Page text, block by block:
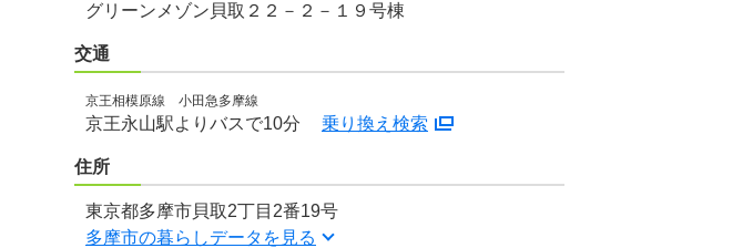
グリーンメゾン貝取２２－２－１９号棟
交通
京王相模原線 小田急多摩線
京王永山駅よりバスで10分 乗り換え検索
住所
東京都多摩市貝取2丁目2番19号
多摩市の暮らしデータを見る